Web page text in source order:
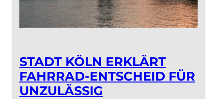
STADT KÖLN ERKLÄRT
FAHRRAD-ENTSCHEID FÜR
UNZULÄSSIG